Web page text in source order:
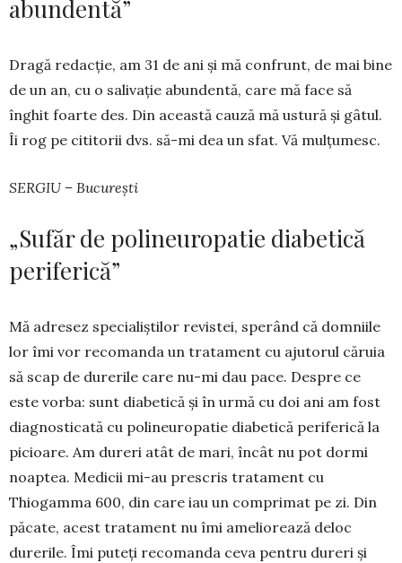
abundentă”
Dragă redacție, am 31 de ani și mă confrunt, de mai bine
de un an, cu o salivație abundentă, care mă face să
înghit foarte des. Din această cauză mă ustură și gâtul.
Îi rog pe cititorii dvs. să-mi dea un sfat. Vă mulțumesc.
SERGIU – București
„Sufăr de polineuropatie diabetică
periferică”
Mă adresez specialiștilor re­vistei, sperând că domniile
lor îmi vor recomanda un tratament cu ajutorul căruia
să scap de durerile care nu-mi dau pace. Despre ce
este vorba: sunt diabetică și în urmă cu doi ani am fost
diag­nosticată cu polineuro­patie diabetică perife­ri­că la
pi­cioare. Am du­reri atât de mari, încât nu pot dormi
noaptea. Medicii mi-au prescris tratament cu
Thiogam­ma 600, din care iau un comprimat pe zi. Din
pă­cate, acest trata­ment nu îmi ameliorează deloc
durerile. Îmi puteți recomanda ceva pentru dureri și